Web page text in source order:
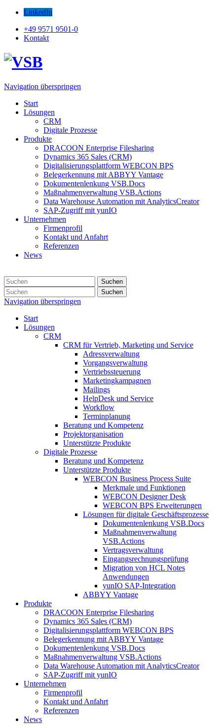
LinkedIn
+49 9571 9501-0
Kontakt
Navigation überspringen
Start
Lösungen
CRM
Digitale Prozesse
Produkte
DRACOON Enterprise Filesharing
Dynamics 365 Sales (CRM)
Digitalisierungsplattform WEBCON BPS
Belegerkennung mit ABBYY Vantage
Dokumentenlenkung VSB.Docs
Maßnahmenverwaltung VSB.Actions
Data Warehouse Automation mit AnalyticsCreator
SAP-Zugriff mit yunIO
Unternehmen
Firmenprofil
Kontakt und Anfahrt
Referenzen
News
Suchen
Suchen
Navigation überspringen
Start
Lösungen
CRM
CRM für Vertrieb, Marketing und Service
Adressverwaltung
Vorgangsverwaltung
Vertriebssteuerung
Marketingkampagnen
Mailings
HelpDesk und Service
Workflow
Terminplanung
Beratung und Kompetenz
Projektorganisation
Unterstützte Produkte
Digitale Prozesse
Beratung und Kompetenz
Unterstützte Produkte
WEBCON Business Process Suite
Merkmale und Funktionen
WEBCON Designer Desk
WEBCON BPS Erweiterungen
Lösungen für digitale Geschäftsprozesse
Dokumentenlenkung VSB.Docs
Maßnahmenverwaltung
VSB.Actions
Vertragsverwaltung
Eingangsrechnungs­prüfung
Migration von HCL Notes
Anwendungen
yunIO SAP-Integration
ABBYY Vantage
Produkte
DRACOON Enterprise Filesharing
Dynamics 365 Sales (CRM)
Digitalisierungsplattform WEBCON BPS
Belegerkennung mit ABBYY Vantage
Dokumentenlenkung VSB.Docs
Maßnahmenverwaltung VSB.Actions
Data Warehouse Automation mit AnalyticsCreator
SAP-Zugriff mit yunIO
Unternehmen
Firmenprofil
Kontakt und Anfahrt
Referenzen
News